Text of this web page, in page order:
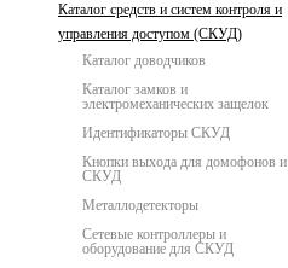
Каталог средств и систем контроля и
управления доступом (СКУД)
Каталог доводчиков
Каталог замков и
электромеханических защелок
Идентификаторы СКУД
Кнопки выхода для домофонов и
СКУД
Металлодетекторы
Сетевые контроллеры и
оборудование для СКУД